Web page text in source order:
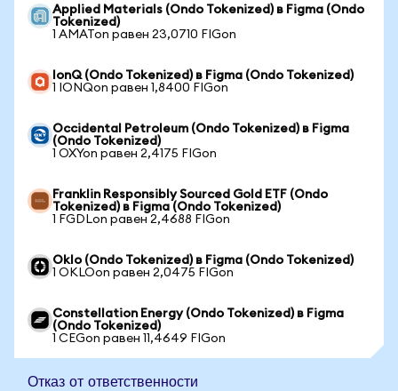
Applied Materials (Ondo Tokenized) в Figma (Ondo
Tokenized)
1 AMATon равен 23,0710 FIGon
IonQ (Ondo Tokenized) в Figma (Ondo Tokenized)
1 IONQon равен 1,8400 FIGon
Occidental Petroleum (Ondo Tokenized) в Figma
(Ondo Tokenized)
1 OXYon равен 2,4175 FIGon
Franklin Responsibly Sourced Gold ETF (Ondo
Tokenized) в Figma (Ondo Tokenized)
1 FGDLon равен 2,4688 FIGon
Oklo (Ondo Tokenized) в Figma (Ondo Tokenized)
1 OKLOon равен 2,0475 FIGon
Constellation Energy (Ondo Tokenized) в Figma
(Ondo Tokenized)
1 CEGon равен 11,4649 FIGon
Отказ от ответственности